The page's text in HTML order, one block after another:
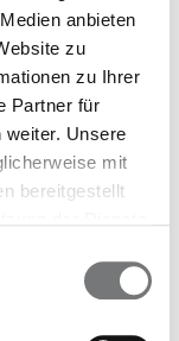
anbieten
zu
zu Ihrer
Partner für
weiter. Unsere
mit
bereitgestellt
STIKO-
ersten 36